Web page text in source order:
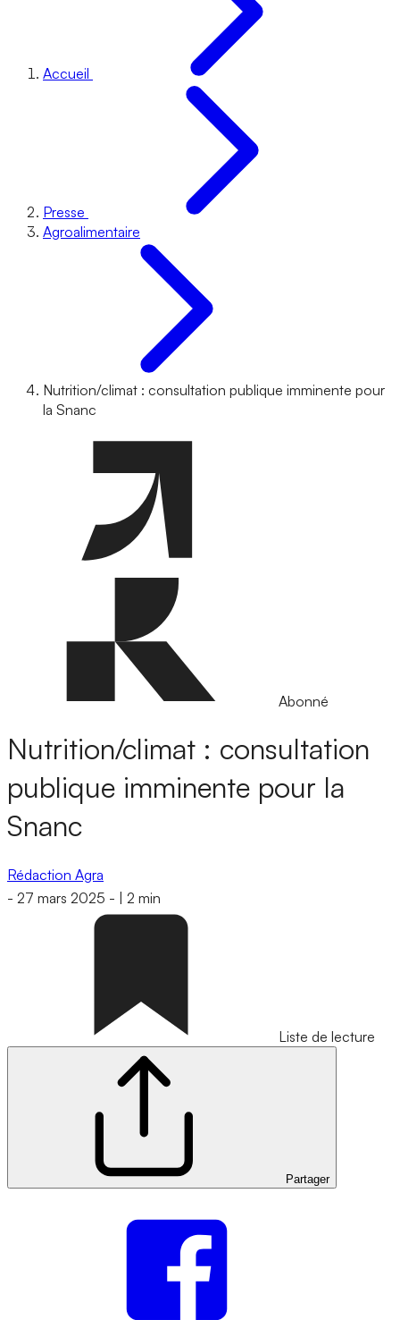
Accueil
Presse
Agroalimentaire
Nutrition/climat : consultation publique imminente pour
la Snanc
Abonné
Nutrition/climat : consultation
publique imminente pour la
Snanc
Rédaction Agra
- 27 mars 2025 - 2 min
Liste de lecture
Partager